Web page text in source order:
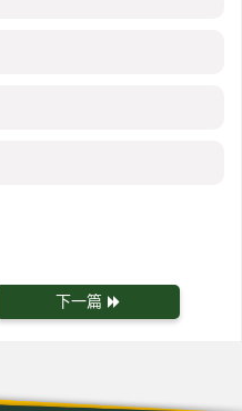
下一篇